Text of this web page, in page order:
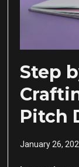
Step
Pitch
January 26,